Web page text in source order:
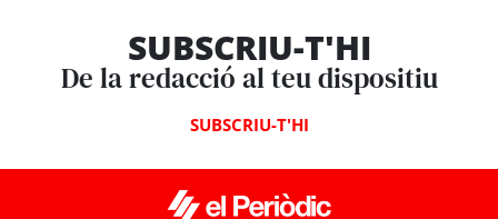
SUBSCRIU-T'HI
De la redacció al teu dispositiu
SUBSCRIU-T'HI